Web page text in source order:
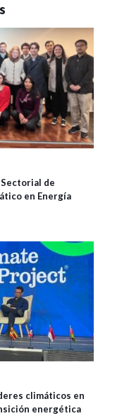
de
en Energía
climáticos en
energética